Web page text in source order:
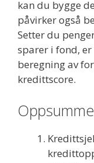
kan du bygge
påvirker også
Setter du
sparer i fond,
beregning av
kredittscore.